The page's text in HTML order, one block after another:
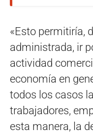
«Esto permitiría,
administrada, ir
actividad
economía en
todos los casos
trabajadores,
esta manera, la